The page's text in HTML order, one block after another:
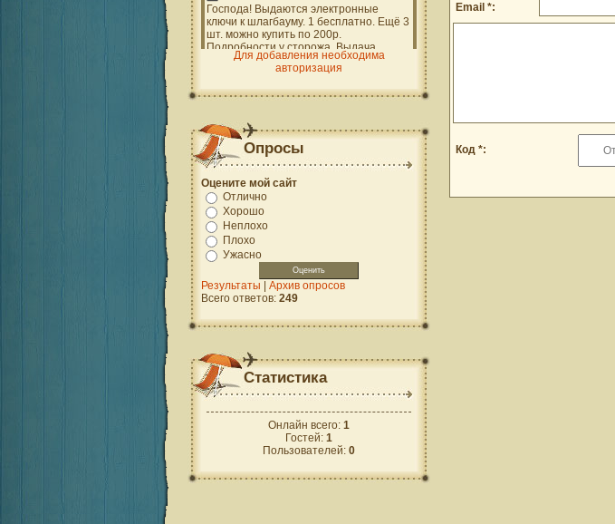
Email *:
Код *:
Для добавления необходима
авторизация
Опросы
Оцените мой сайт
Отлично
Хорошо
Неплохо
Плохо
Ужасно
Результаты | Архив опросов
Всего ответов: 249
Статистика
Онлайн всего: 1
Гостей: 1
Пользователей: 0